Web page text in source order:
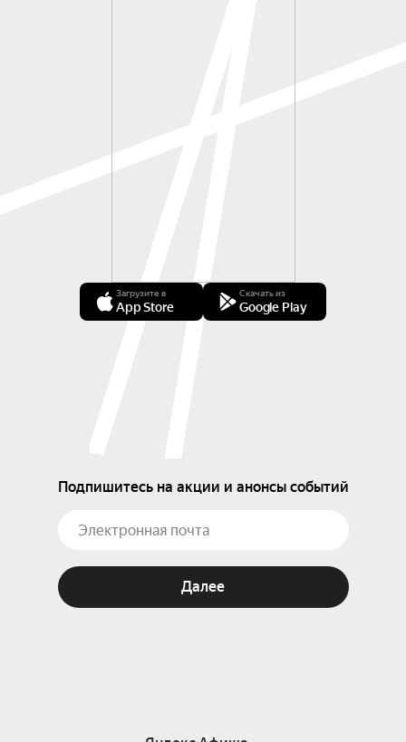
Загрузите в
App Store
Скачать из
Google Play
Подпишитесь на акции и анонсы событий
Далее